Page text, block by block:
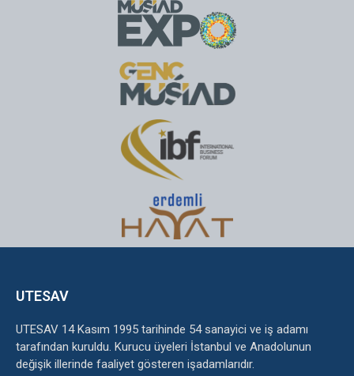
UTESAV
UTESAV 14 Kasım 1995 tarihinde 54 sanayici ve iş adamı
tarafından kuruldu. Kurucu üyeleri İstanbul ve Anadolunun
değişik illerinde faaliyet gösteren işadamlarıdır.